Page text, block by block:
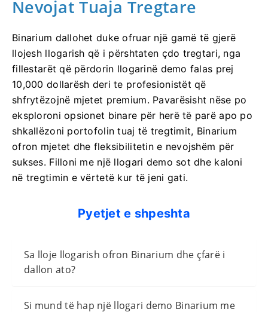
Nevojat Tuaja Tregtare
Binarium dallohet duke ofruar një gamë të gjerë
llojesh llogarish që i përshtaten çdo tregtari, nga
fillestarët që përdorin llogarinë demo falas prej
10,000 dollarësh deri te profesionistët që
shfrytëzojnë mjetet premium. Pavarësisht nëse po
eksploroni opsionet binare për herë të parë apo po
shkallëzoni portofolin tuaj të tregtimit, Binarium
ofron mjetet dhe fleksibilitetin e nevojshëm për
sukses. Filloni me një llogari demo sot dhe kaloni
në tregtimin e vërtetë kur të jeni gati.
Pyetjet e shpeshta
Sa lloje llogarish ofron Binarium dhe çfarë i
dallon ato?
Si mund të hap një llogari demo Binarium me